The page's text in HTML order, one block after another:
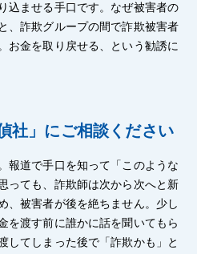
込ませる手口です。なぜ被害者の
、詐欺グループの間で詐欺被害者
お金を取り戻せる、という勧誘に
社」にご相談ください
報道で手口を知って「このような
っても、詐欺師は次から次へと新
、被害者が後を絶ちません。少し
を渡す前に誰かに話を聞いてもら
してしまった後で「詐欺かも」と